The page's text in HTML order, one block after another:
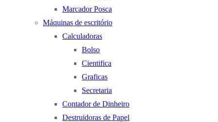
Marcador Posca
Máquinas de escritório
Calculadoras
Bolso
Cientifica
Graficas
Secretaria
Contador de Dinheiro
Destruidoras de Papel